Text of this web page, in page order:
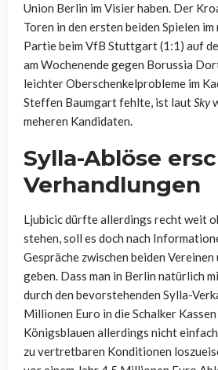
Union Berlin im Visier haben. Der
Toren in den ersten beiden Spielen im
Partie beim VfB Stuttgart (1:1) auf
am Wochenende gegen Borussia
leichter Oberschenkelprobleme im
Steffen Baumgart fehlte, ist lautSky
meheren Kandidaten.
Sylla-Ablöse
Verhandlungen
Ljubicic dürfte allerdings recht weit
stehen, soll es doch nach
Gespräche zwischen beiden
geben. Dass man in Berlin natürlich
durch den bevorstehenden Sylla-
Millionen Euro in die Schalker
Königsblauen allerdings nicht
zu vertretbaren Konditionen